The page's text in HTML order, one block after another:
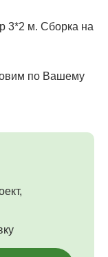
3*2 м. Сборка на
по Вашему